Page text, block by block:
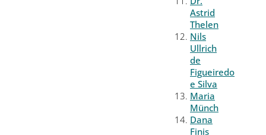
Astrid
Thelen
Nils
Ullrich
de
Figueiredo
e Silva
Maria
Münch
Dana
Finis